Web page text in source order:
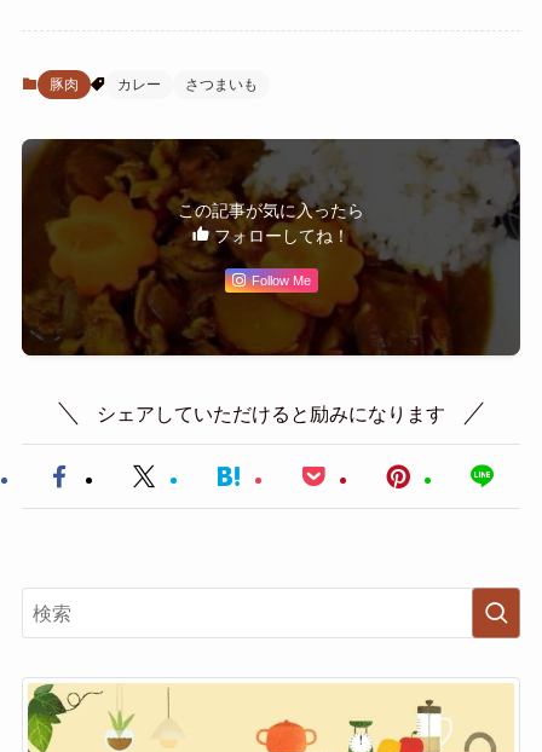
豚肉 カレー さつまいも
この記事が気に入ったら
フォローしてね！
Follow Me
シェアしていただけると励みになります